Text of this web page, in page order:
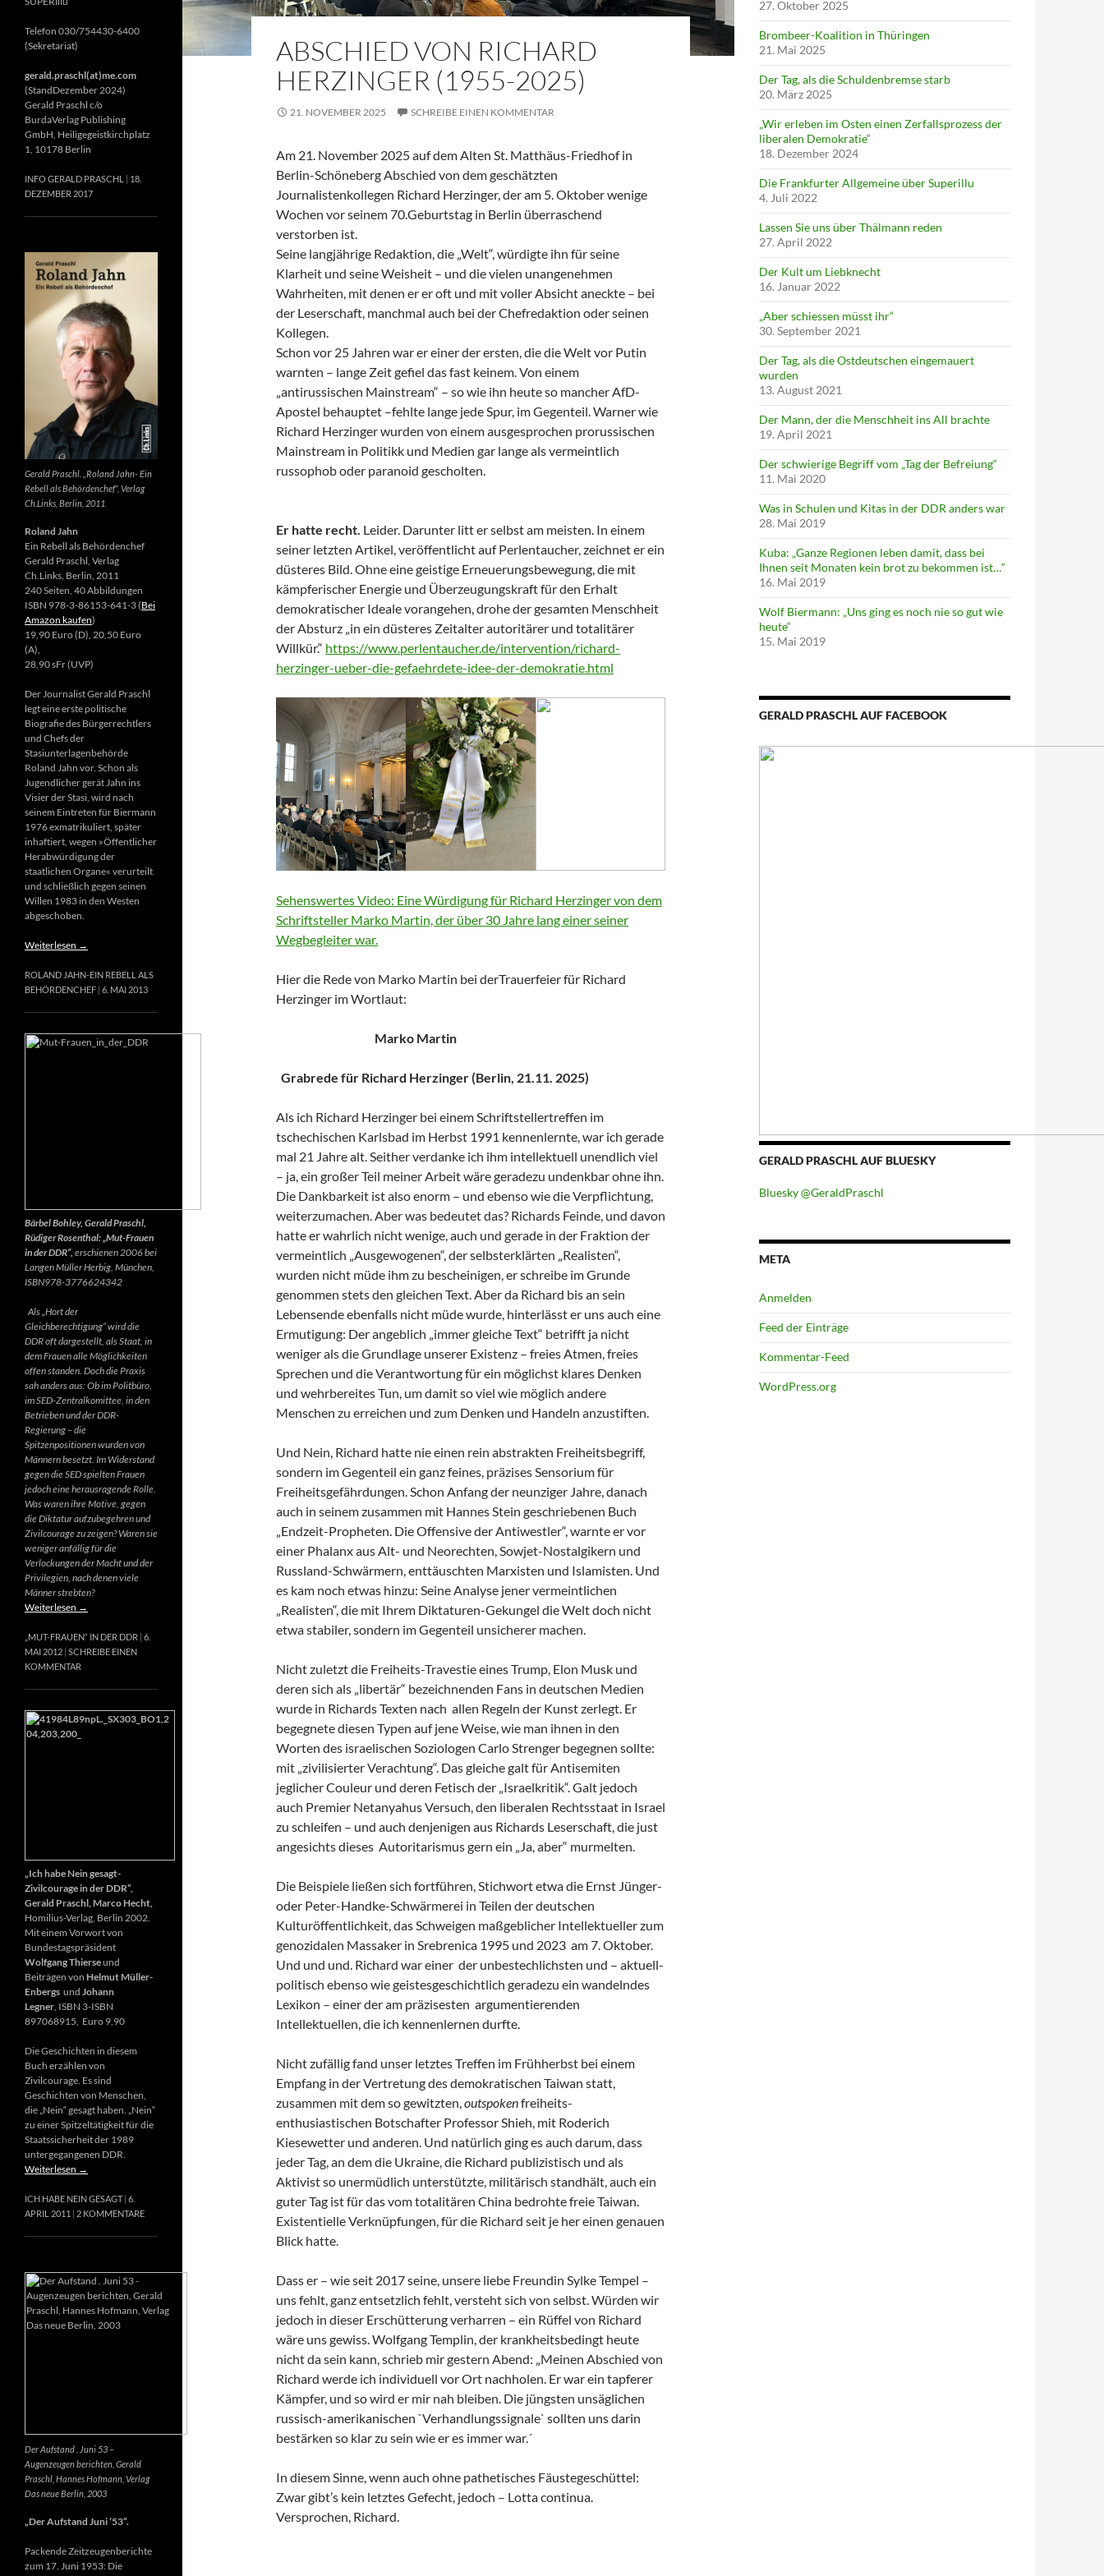
ABSCHIED VON RICHARD
HERZINGER (1955-2025)
21. NOVEMBER 2025 SCHREIBE EINEN KOMMENTAR
Am 21. November 2025 auf dem Alten St. Matthäus-Friedhof in
Berlin-Schöneberg Abschied von dem geschätzten
Journalistenkollegen Richard Herzinger, der am 5. Oktober wenige
Wochen vor seinem 70.Geburtstag in Berlin überraschend
verstorben ist.
Seine langjährige Redaktion, die „Welt“, würdigte ihn für seine
Klarheit und seine Weisheit – und die vielen unangenehmen
Wahrheiten, mit denen er er oft und mit voller Absicht aneckte – bei
der Leserschaft, manchmal auch bei der Chefredaktion oder seinen
Kollegen.
Schon vor 25 Jahren war er einer der ersten, die die Welt vor Putin
warnten – lange Zeit gefiel das fast keinem. Von einem
„antirussischen Mainstream“ – so wie ihn heute so mancher AfD-
Apostel behauptet –fehlte lange jede Spur, im Gegenteil. Warner wie
Richard Herzinger wurden von einem ausgesprochen prorussischen
Mainstream in Politikk und Medien gar lange als vermeintlich
russophob oder paranoid gescholten.
Er hatte recht. Leider. Darunter litt er selbst am meisten. In einem
seiner letzten Artikel, veröffentlicht auf Perlentaucher, zeichnet er ein
düsteres Bild. Ohne eine geistige Erneuerungsbewegung, die mit
kämpferischer Energie und Überzeugungskraft für den Erhalt
demokratischer Ideale vorangehen, drohe der gesamten Menschheit
der Absturz „in ein düsteres Zeitalter autoritärer und totalitärer
Willkür.“ https://www.perlentaucher.de/intervention/richard-
herzinger-ueber-die-gefaehrdete-idee-der-demokratie.html
Sehenswertes Video: Eine Würdigung für Richard Herzinger von dem
Schriftsteller Marko Martin, der über 30 Jahre lang einer seiner
Wegbegleiter war.
Hier die Rede von Marko Martin bei derTrauerfeier für Richard
Herzinger im Wortlaut:
Marko Martin
Grabrede für Richard Herzinger (Berlin, 21.11. 2025)
Als ich Richard Herzinger bei einem Schriftstellertreffen im
tschechischen Karlsbad im Herbst 1991 kennenlernte, war ich gerade
mal 21 Jahre alt. Seither verdanke ich ihm intellektuell unendlich viel
– ja, ein großer Teil meiner Arbeit wäre geradezu undenkbar ohne ihn.
Die Dankbarkeit ist also enorm – und ebenso wie die Verpflichtung,
weiterzumachen. Aber was bedeutet das? Richards Feinde, und davon
hatte er wahrlich nicht wenige, auch und gerade in der Fraktion der
vermeintlich „Ausgewogenen“, der selbsterklärten „Realisten“,
wurden nicht müde ihm zu bescheinigen, er schreibe im Grunde
genommen stets den gleichen Text. Aber da Richard bis an sein
Lebensende ebenfalls nicht müde wurde, hinterlässt er uns auch eine
Ermutigung: Der angeblich „immer gleiche Text“ betrifft ja nicht
weniger als die Grundlage unserer Existenz – freies Atmen, freies
Sprechen und die Verantwortung für ein möglichst klares Denken
und wehrbereites Tun, um damit so viel wie möglich andere
Menschen zu erreichen und zum Denken und Handeln anzustiften.
Und Nein, Richard hatte nie einen rein abstrakten Freiheitsbegriff,
sondern im Gegenteil ein ganz feines, präzises Sensorium für
Freiheitsgefährdungen. Schon Anfang der neunziger Jahre, danach
auch in seinem zusammen mit Hannes Stein geschriebenen Buch
„Endzeit-Propheten. Die Offensive der Antiwestler“, warnte er vor
einer Phalanx aus Alt- und Neorechten, Sowjet-Nostalgikern und
Russland-Schwärmern, enttäuschten Marxisten und Islamisten. Und
es kam noch etwas hinzu: Seine Analyse jener vermeintlichen
„Realisten“, die mit Ihrem Diktaturen-Gekungel die Welt doch nicht
etwa stabiler, sondern im Gegenteil unsicherer machen.
Nicht zuletzt die Freiheits-Travestie eines Trump, Elon Musk und
deren sich als „libertär“ bezeichnenden Fans in deutschen Medien
wurde in Richards Texten nach allen Regeln der Kunst zerlegt. Er
begegnete diesen Typen auf jene Weise, wie man ihnen in den
Worten des israelischen Soziologen Carlo Strenger begegnen sollte:
mit „zivilisierter Verachtung“. Das gleiche galt für Antisemiten
jeglicher Couleur und deren Fetisch der „Israelkritik“. Galt jedoch
auch Premier Netanyahus Versuch, den liberalen Rechtsstaat in Israel
zu schleifen – und auch denjenigen aus Richards Leserschaft, die just
angesichts dieses Autoritarismus gern ein „Ja, aber“ murmelten.
Die Beispiele ließen sich fortführen, Stichwort etwa die Ernst Jünger-
oder Peter-Handke-Schwärmerei in Teilen der deutschen
Kulturöffentlichkeit, das Schweigen maßgeblicher Intellektueller zum
genozidalen Massaker in Srebrenica 1995 und 2023 am 7. Oktober.
Und und und. Richard war einer der unbestechlichsten und – aktuell-
politisch ebenso wie geistesgeschichtlich geradezu ein wandelndes
Lexikon – einer der am präzisesten argumentierenden
Intellektuellen, die ich kennenlernen durfte.
Nicht zufällig fand unser letztes Treffen im Frühherbst bei einem
Empfang in der Vertretung des demokratischen Taiwan statt,
zusammen mit dem so gewitzten, outspokenfreiheits-
enthusiastischen Botschafter Professor Shieh, mit Roderich
Kiesewetter und anderen. Und natürlich ging es auch darum, dass
jeder Tag, an dem die Ukraine, die Richard publizistisch und als
Aktivist so unermüdlich unterstützte, militärisch standhält, auch ein
guter Tag ist für das vom totalitären China bedrohte freie Taiwan.
Existentielle Verknüpfungen, für die Richard seit je her einen genauen
Blick hatte.
Dass er – wie seit 2017 seine, unsere liebe Freundin Sylke Tempel –
uns fehlt, ganz entsetzlich fehlt, versteht sich von selbst. Würden wir
jedoch in dieser Erschütterung verharren – ein Rüffel von Richard
wäre uns gewiss. Wolfgang Templin, der krankheitsbedingt heute
nicht da sein kann, schrieb mir gestern Abend: „Meinen Abschied von
Richard werde ich individuell vor Ort nachholen. Er war ein tapferer
Kämpfer, und so wird er mir nah bleiben. Die jüngsten unsäglichen
russisch-amerikanischen `Verhandlungssignale` sollten uns darin
bestärken so klar zu sein wie er es immer war.´
In diesem Sinne, wenn auch ohne pathetisches Fäustegeschüttel:
Zwar gibt’s kein letztes Gefecht, jedoch – Lotta continua.
Versprochen, Richard.
27. Oktober 2025
Brombeer-Koalition in Thüringen
21. Mai 2025
Der Tag, als die Schuldenbremse starb
20. März 2025
„Wir erleben im Osten einen Zerfallsprozess der
liberalen Demokratie“
18. Dezember 2024
Die Frankfurter Allgemeine über Superillu
4. Juli 2022
Lassen Sie uns über Thälmann reden
27. April 2022
Der Kult um Liebknecht
16. Januar 2022
„Aber schiessen müsst ihr“
30. September 2021
Der Tag, als die Ostdeutschen eingemauert
wurden
13. August 2021
Der Mann, der die Menschheit ins All brachte
19. April 2021
Der schwierige Begriff vom „Tag der Befreiung“
11. Mai 2020
Was in Schulen und Kitas in der DDR anders war
28. Mai 2019
Kuba: „Ganze Regionen leben damit, dass bei
Ihnen seit Monaten kein brot zu bekommen ist…“
16. Mai 2019
Wolf Biermann: „Uns ging es noch nie so gut wie
heute“
15. Mai 2019
GERALD PRASCHL AUF FACEBOOK
GERALD PRASCHL AUF BLUESKY
Bluesky @GeraldPraschl
META
Anmelden
Feed der Einträge
Kommentar-Feed
WordPress.org
Telefon 030/754430-6400
(Sekretariat)
gerald.praschl(at)me.com
(StandDezember 2024)
Gerald Praschl c/o
BurdaVerlag Publishing
GmbH, Heiligegeistkirchplatz
1, 10178 Berlin
INFO GERALD PRASCHL
18.
DEZEMBER 2017
Gerald Praschl. „Roland Jahn- Ein
Rebell als Behördenchef“, Verlag
Ch.Links, Berlin, 2011
Roland Jahn
Ein Rebell als Behördenchef
Gerald Praschl, Verlag
Ch.Links, Berlin, 2011
240 Seiten, 40 Abbildungen
ISBN 978-3-86153-641-3 (Bei
Amazon kaufen)
19,90 Euro (D), 20,50 Euro
(A),
28,90 sFr (UVP)
Der Journalist Gerald Praschl
legt eine erste politische
Biografie des Bürgerrechtlers
und Chefs der
Stasiunterlagenbehörde
Roland Jahn vor. Schon als
Jugendlicher gerät Jahn ins
Visier der Stasi, wird nach
seinem Eintreten für Biermann
1976 exmatrikuliert, später
inhaftiert, wegen »Öffentlicher
Herabwürdigung der
staatlichen Organe« verurteilt
und schließlich gegen seinen
Willen 1983 in den Westen
abgeschoben.
Weiterlesen →
ROLAND JAHN-EIN REBELL ALS
BEHÖRDENCHEF 6. MAI 2013
Bärbel Bohley, Gerald Praschl,
Rüdiger Rosenthal: „Mut-Frauen
in der DDR“, erschienen 2006 bei
Langen Müller Herbig, München,
ISBN978-3776624342
Als „Hort der
Gleichberechtigung“ wird die
DDR oft dargestellt, als Staat, in
dem Frauen alle Möglichkeiten
offen standen. Doch die Praxis
sah anders aus: Ob im Politbüro,
im SED-Zentralkomittee, in den
Betrieben und der DDR-
Regierung – die
Spitzenpositionen wurden von
Männern besetzt. Im Widerstand
gegen die SED spielten Frauen
jedoch eine herausragende Rolle.
Was waren ihre Motive, gegen
die Diktatur aufzubegehren und
Zivilcourage zu zeigen? Waren sie
weniger anfällig für die
Verlockungen der Macht und der
Privilegien, nach denen viele
Männer strebten?
Weiterlesen →
„MUT-FRAUEN“ IN DER DDR 6.
MAI 2012 SCHREIBE EINEN
KOMMENTAR
„Ich habe Nein gesagt-
Zivilcourage in der DDR“,
Gerald Praschl, Marco Hecht,
Homilius-Verlag, Berlin 2002.
Mit einem Vorwort von
Bundestagspräsident
Wolfgang Thierseund
Beiträgen von Helmut Müller-
Enbergs und Johann
Legner , ISBN 3-ISBN
897068915, Euro 9,90
Die Geschichten in diesem
Buch erzählen von
Zivilcourage. Es sind
Geschichten von Menschen,
die „Nein“ gesagt haben. „Nein“
zu einer Spitzeltätigkeit für die
Staatssicherheit der 1989
untergegangenen DDR.
Weiterlesen →
ICH HABE NEIN GESAGT 6.
APRIL 2011
2 KOMMENTARE
Der Aufstand . Juni 53 –
Augenzeugen berichten, Gerald
Praschl, Hannes Hofmann, Verlag
Das neue Berlin, 2003
„Der Aufstand Juni ’53“.
Packende Zeitzeugenberichte
zum 17. Juni 1953: Die